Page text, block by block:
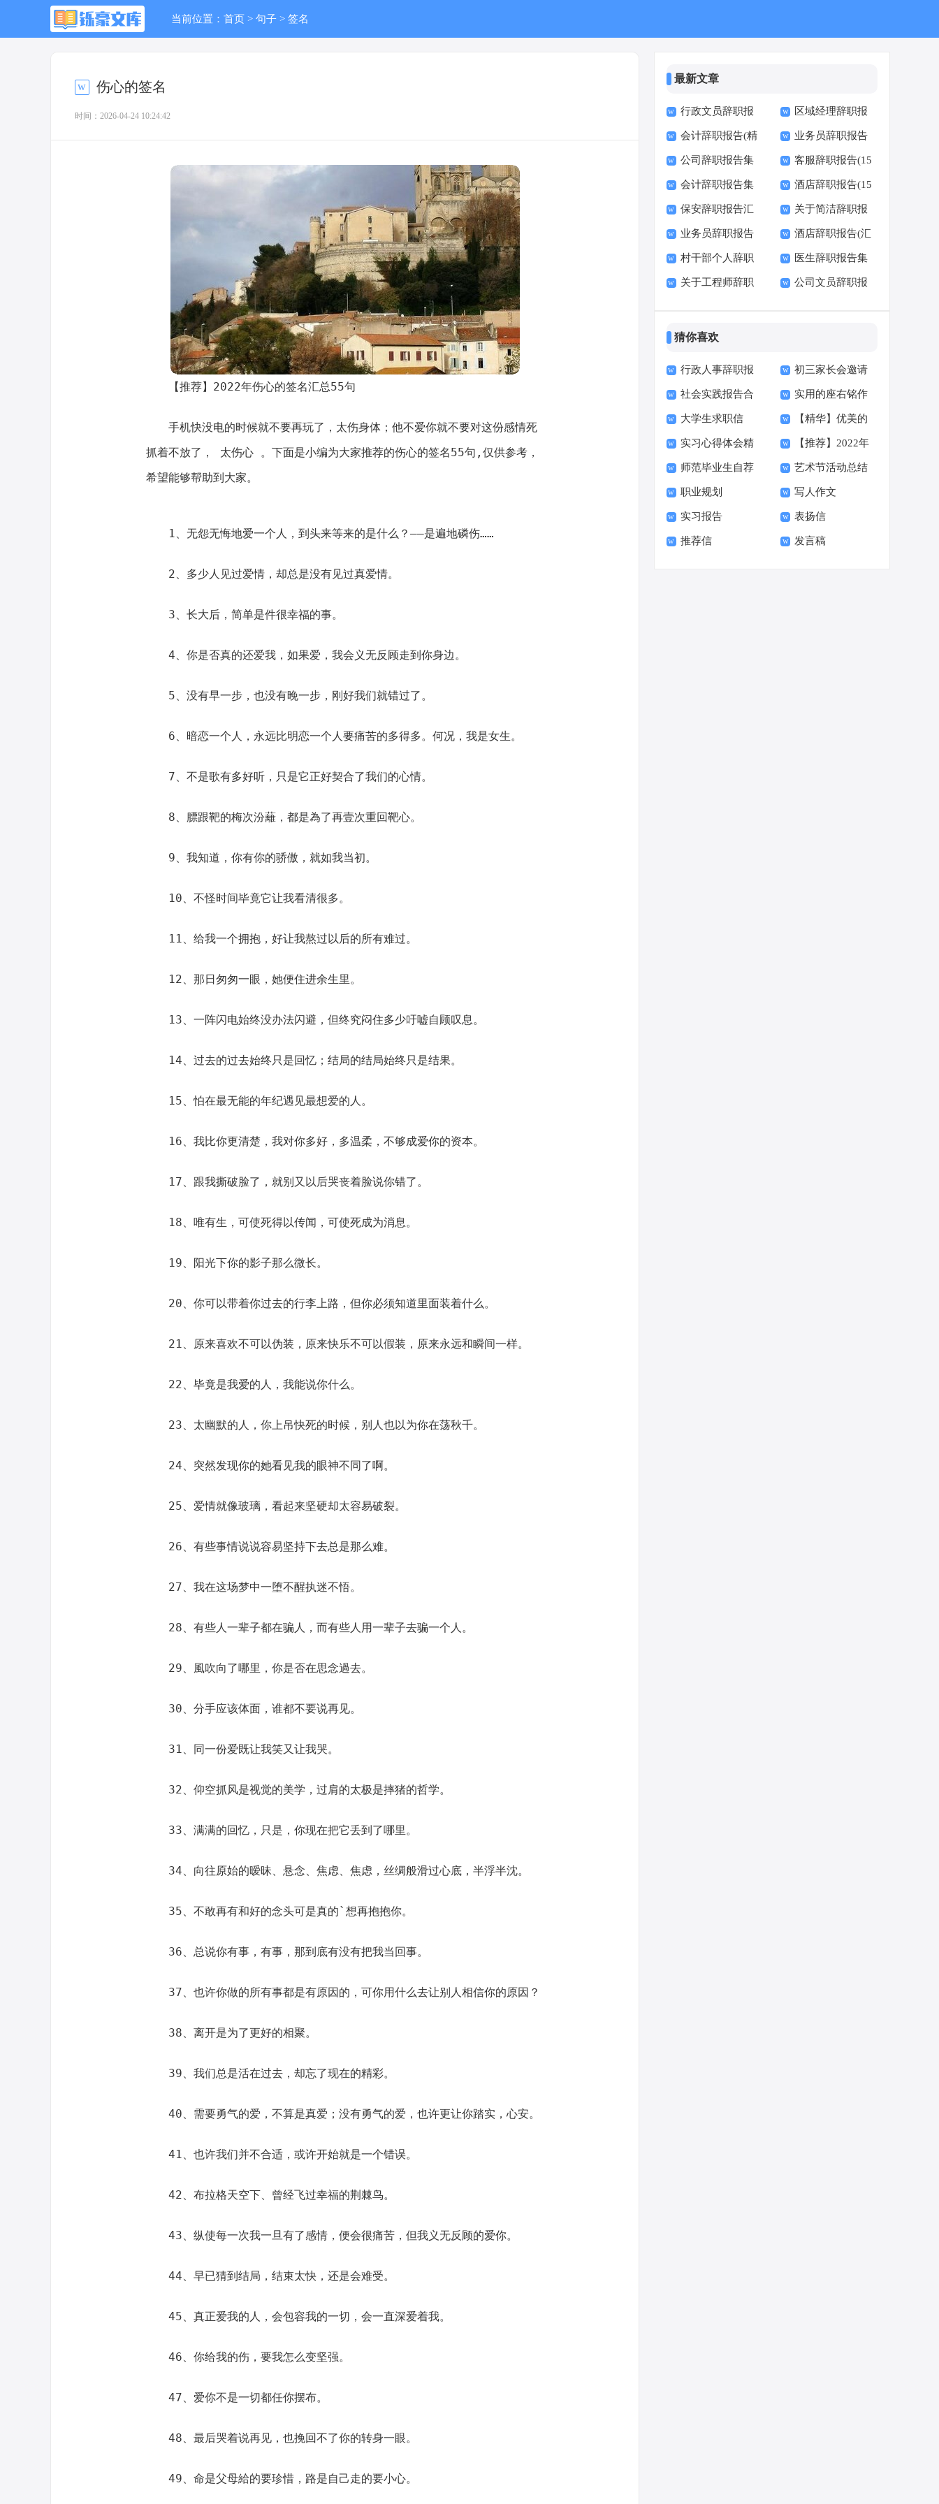
当前位置： 首页 > 句子 > 签名
伤心的签名
时间：2026-04-24 10:24:42
【推荐】2022年伤心的签名汇总55句
手机快没电的时候就不要再玩了，太伤身体；他不爱你就不要对这份感情死
抓着不放了， 太伤心 。下面是小编为大家推荐的伤心的签名55句,仅供参考，
希望能够帮助到大家。
1、无怨无悔地爱一个人，到头来等来的是什么？——是遍地磷伤……
2、多少人见过爱情，却总是没有见过真爱情。
3、长大后，简单是件很幸福的事。
4、你是否真的还爱我，如果爱，我会义无反顾走到你身边。
5、没有早一步，也没有晚一步，刚好我们就错过了。
6、暗恋一个人，永远比明恋一个人要痛苦的多得多。何况，我是女生。
7、不是歌有多好听，只是它正好契合了我们的心情。
8、膘跟靶的梅次汾蘺，都是為了再壹次重回靶心。
9、我知道，你有你的骄傲，就如我当初。
10、不怪时间毕竟它让我看清很多。
11、给我一个拥抱，好让我熬过以后的所有难过。
12、那日匆匆一眼，她便住进余生里。
13、一阵闪电始终没办法闪避，但终究闷住多少吁嘘自顾叹息。
14、过去的过去始终只是回忆；结局的结局始终只是结果。
15、怕在最无能的年纪遇见最想爱的人。
16、我比你更清楚，我对你多好，多温柔，不够成爱你的资本。
17、跟我撕破脸了，就别又以后哭丧着脸说你错了。
18、唯有生，可使死得以传闻，可使死成为消息。
19、阳光下你的影子那么微长。
20、你可以带着你过去的行李上路，但你必须知道里面装着什么。
21、原来喜欢不可以伪装，原来快乐不可以假装，原来永远和瞬间一样。
22、毕竟是我爱的人，我能说你什么。
23、太幽默的人，你上吊快死的时候，别人也以为你在荡秋千。
24、突然发现你的她看见我的眼神不同了啊。
25、爱情就像玻璃，看起来坚硬却太容易破裂。
26、有些事情说说容易坚持下去总是那么难。
27、我在这场梦中一堕不醒执迷不悟。
28、有些人一辈子都在骗人，而有些人用一辈子去骗一个人。
29、風吹向了哪里，你是否在思念過去。
30、分手应该体面，谁都不要说再见。
31、同一份爱既让我笑又让我哭。
32、仰空抓风是视觉的美学，过肩的太极是摔猪的哲学。
33、满满的回忆，只是，你现在把它丢到了哪里。
34、向往原始的暧昧、悬念、焦虑、焦虑，丝绸般滑过心底，半浮半沈。
35、不敢再有和好的念头可是真的`想再抱抱你。
36、总说你有事，有事，那到底有没有把我当回事。
37、也许你做的所有事都是有原因的，可你用什么去让别人相信你的原因？
38、离开是为了更好的相聚。
39、我们总是活在过去，却忘了现在的精彩。
40、需要勇气的爱，不算是真爱；没有勇气的爱，也许更让你踏实，心安。
41、也许我们并不合适，或许开始就是一个错误。
42、布拉格天空下、曾经飞过幸福的荆棘鸟。
43、纵使每一次我一旦有了感情，便会很痛苦，但我义无反顾的爱你。
44、早已猜到结局，结束太快，还是会难受。
45、真正爱我的人，会包容我的一切，会一直深爱着我。
46、你给我的伤，要我怎么变坚强。
47、爱你不是一切都任你摆布。
48、最后哭着说再见，也挽回不了你的转身一眼。
49、命是父母給的要珍惜，路是自己走的要小心。
最新文章
行政文员辞职报
告15篇
区域经理辞职报
告
会计辞职报告(精
选15篇)
业务员辞职报告
(通用15篇)
公司辞职报告集
锦15篇
客服辞职报告(15
篇)
会计辞职报告集
合15篇
酒店辞职报告(15
篇)
保安辞职报告汇
编15篇
关于简洁辞职报
告范文
业务员辞职报告
集合15篇
酒店辞职报告(汇
编15篇)
村干部个人辞职
报告
医生辞职报告集
锦15篇
关于工程师辞职 公司文员辞职报
猜你喜欢
行政人事辞职报
告
初三家长会邀请
函15篇
社会实践报告合
集15篇
实用的座右铭作
文400字集合十篇
大学生求职信
【荐】
【精华】优美的
早安朋友圈问候语34
句
实习心得体会精
选15篇
【推荐】2022年
伤心的签名汇总55句
师范毕业生自荐
信范文六篇
艺术节活动总结
职业规划 写人作文
实习报告 表扬信
推荐信 发言稿